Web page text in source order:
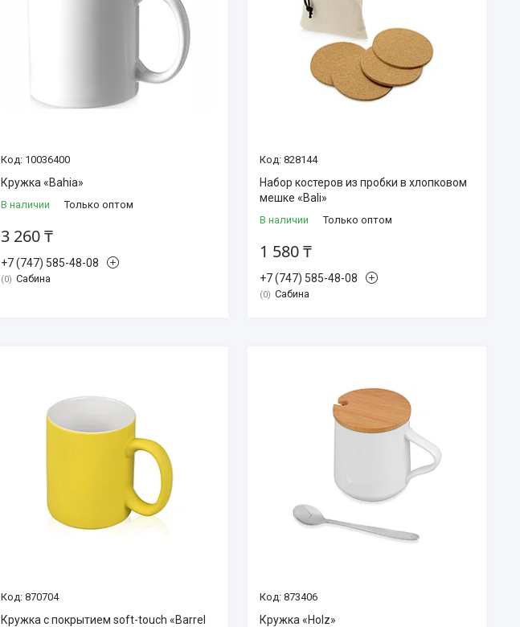
10036400
Кружка «Bahia»
В наличии Только оптом
3 260 ₸
+7 (747) 585-48-08
0 Сабина
828144
Набор костеров из пробки в хлопковом
мешке «Bali»
В наличии Только оптом
1 580 ₸
+7 (747) 585-48-08
0 Сабина
870704
Кружка с покрытием soft-touch «Barrel
873406
Кружка «Holz»